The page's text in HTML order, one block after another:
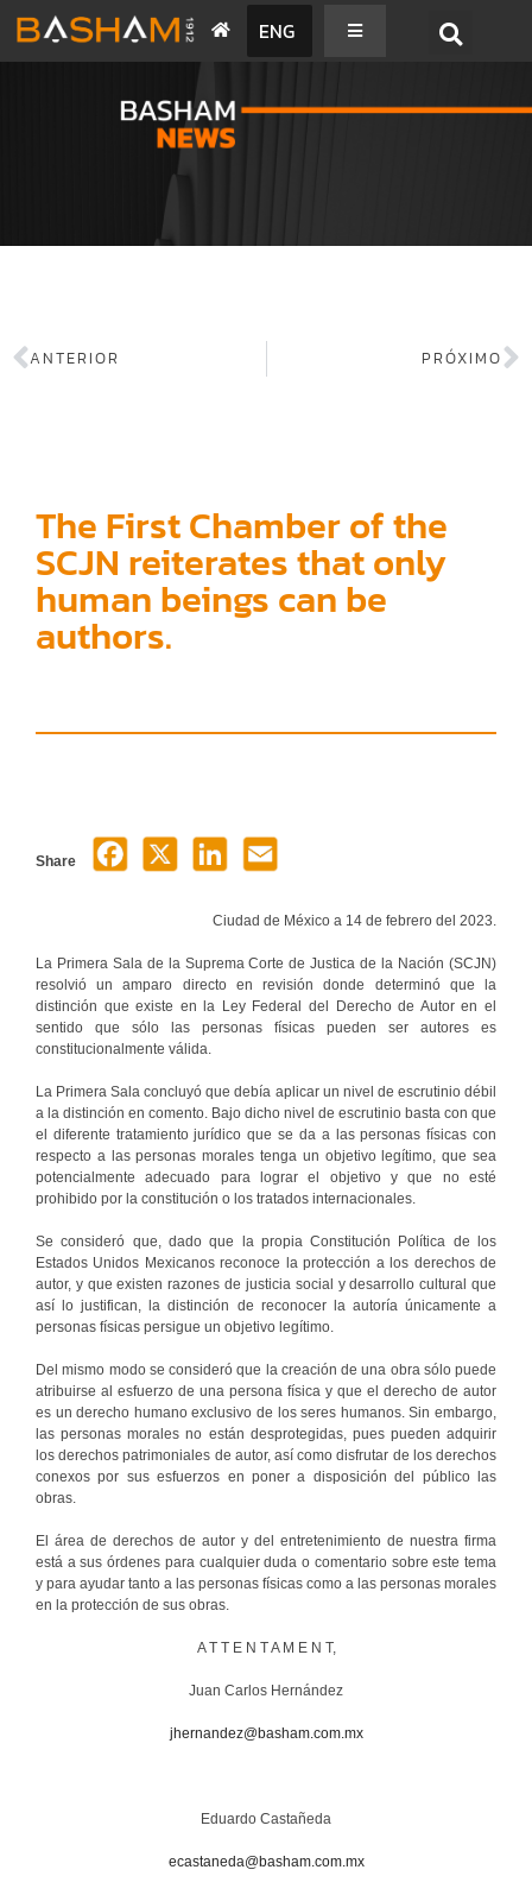
ENG
ANTERIOR PRÓXIMO
The First Chamber of the
SCJN reiterates that only
human beings can be
authors.
Share
Ciudad de México a 14 de febrero del 2023.
La Primera Sala de la Suprema Corte de Justica de la Nación (SCJN)
resolvió un amparo directo en revisión donde determinó que la
distinción que existe en la Ley Federal del Derecho de Autor en el
sentido que sólo las personas físicas pueden ser autores es
constitucionalmente válida.
La Primera Sala concluyó que debía aplicar un nivel de escrutinio débil
a la distinción en comento. Bajo dicho nivel de escrutinio basta con que
el diferente tratamiento jurídico que se da a las personas físicas con
respecto a las personas morales tenga un objetivo legítimo, que sea
potencialmente adecuado para lograr el objetivo y que no esté
prohibido por la constitución o los tratados internacionales.
Se consideró que, dado que la propia Constitución Política de los
Estados Unidos Mexicanos reconoce la protección a los derechos de
autor, y que existen razones de justicia social y desarrollo cultural que
así lo justifican, la distinción de reconocer la autoría únicamente a
personas físicas persigue un objetivo legítimo.
Del mismo modo se consideró que la creación de una obra sólo puede
atribuirse al esfuerzo de una persona física y que el derecho de autor
es un derecho humano exclusivo de los seres humanos. Sin embargo,
las personas morales no están desprotegidas, pues pueden adquirir
los derechos patrimoniales de autor, así como disfrutar de los derechos
conexos por sus esfuerzos en poner a disposición del público las
obras.
El área de derechos de autor y del entretenimiento de nuestra firma
está a sus órdenes para cualquier duda o comentario sobre este tema
y para ayudar tanto a las personas físicas como a las personas morales
en la protección de sus obras.
A T T E N T A M E N T,
Juan Carlos Hernández
jhernandez@basham.com.mx
Eduardo Castañeda
ecastaneda@basham.com.mx